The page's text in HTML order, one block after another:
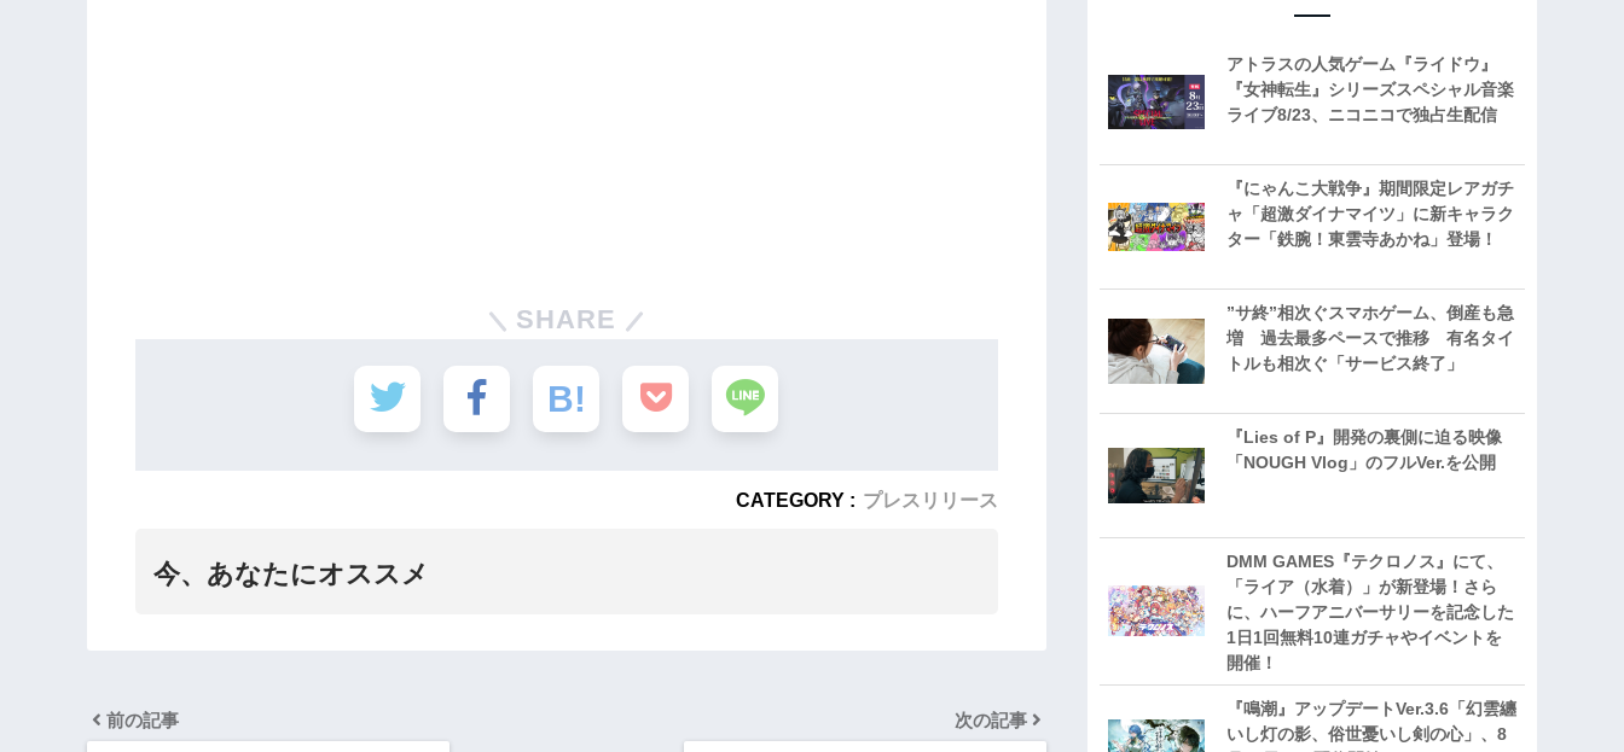
SHARE
CATEGORY : プレスリリース
今、あなたにオススメ
前の記事 次の記事
アトラスの人気ゲーム『ライドウ』
『女神転生』シリーズスペシャル音楽
ライブ8/23、ニコニコで独占生配信
『にゃんこ大戦争』期間限定レアガチ
ャ「超激ダイナマイツ」に新キャラク
ター「鉄腕！東雲寺あかね」登場！
”サ終”相次ぐスマホゲーム、倒産も急
増 過去最多ペースで推移 有名タイ
トルも相次ぐ「サービス終了」
『Lies of P』開発の裏側に迫る映像
「NOUGH Vlog」のフルVer.を公開
DMM GAMES『テクロノス』にて、
「ライア（水着）」が新登場！さら
に、ハーフアニバーサリーを記念した
1日1回無料10連ガチャやイベントを
開催！
『鳴潮』アップデートVer.3.6「幻雲纏
いし灯の影、俗世憂いし剣の心」、8